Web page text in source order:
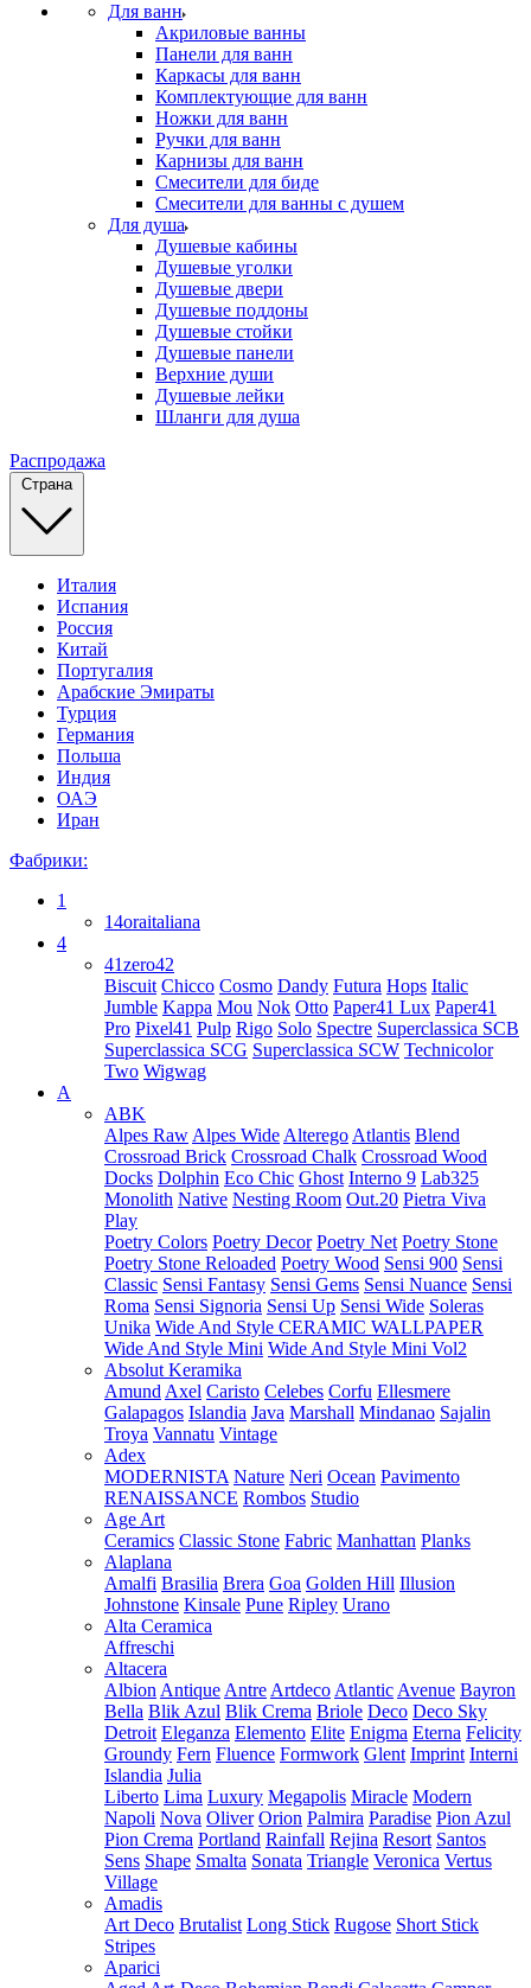
Для ванн
Акриловые ванны
Панели для ванн
Каркасы для ванн
Комплектующие для ванн
Ножки для ванн
Ручки для ванн
Карнизы для ванн
Смесители для биде
Смесители для ванны с душем
Для душа
Душевые кабины
Душевые уголки
Душевые двери
Душевые поддоны
Душевые стойки
Душевые панели
Верхние души
Душевые лейки
Шланги для душа
Распродажа
Страна
Италия
Испания
Россия
Китай
Португалия
Арабские Эмираты
Турция
Германия
Польша
Индия
ОАЭ
Иран
Фабрики:
1
14oraitaliana
4
41zero42
Biscuit Chicco Cosmo Dandy Futura Hops Italic
Jumble Kappa Mou Nok Otto Paper41 Lux Paper41
Pro Pixel41 Pulp Rigo Solo Spectre Superclassica SCB
Superclassica SCG Superclassica SCW Technicolor
Two Wigwag
A
ABK
Alpes Raw Alpes Wide Alterego Atlantis Blend
Crossroad Brick Crossroad Chalk Crossroad Wood
Docks Dolphin Eco Chic Ghost Interno 9 Lab325
Monolith Native Nesting Room Out.20 Pietra Viva
Play
Poetry Colors Poetry Decor Poetry Net Poetry Stone
Poetry Stone Reloaded Poetry Wood Sensi 900 Sensi
Classic Sensi Fantasy Sensi Gems Sensi Nuance Sensi
Roma Sensi Signoria Sensi Up Sensi Wide Soleras
Unika Wide And Style CERAMIC WALLPAPER
Wide And Style Mini Wide And Style Mini Vol2
Absolut Keramika
Amund Axel Caristo Celebes Corfu Ellesmere
Galapagos Islandia Java Marshall Mindanao Sajalin
Troya Vannatu Vintage
Adex
MODERNISTA Nature Neri Ocean Pavimento
RENAISSANCE Rombos Studio
Age Art
Ceramics Classic Stone Fabric Manhattan Planks
Alaplana
Amalfi Brasilia Brera Goa Golden Hill Illusion
Johnstone Kinsale Pune Ripley Urano
Alta Ceramica
Affreschi
Altacera
Albion Antique Antre Artdeco Atlantic Avenue Bayron
Bella Blik Azul Blik Crema Briole Deco Deco Sky
Detroit Eleganza Elemento Elite Enigma Eterna Felicity
Groundy Fern Fluence Formwork Glent Imprint Interni
Islandia Julia
Liberto Lima Luxury Megapolis Miracle Modern
Napoli Nova Oliver Orion Palmira Paradise Pion Azul
Pion Crema Portland Rainfall Rejina Resort Santos
Sens Shape Smalta Sonata Triangle Veronica Vertus
Village
Amadis
Art Deco Brutalist Long Stick Rugose Short Stick
Stripes
Aparici